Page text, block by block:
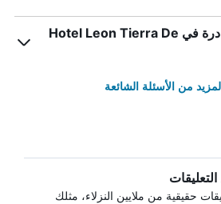
ما هو وقت تسجيل المغادرة في Hotel Leon Tierra De
من الأسئلة الشائعة
حقيقية من ملايين النزلاء، مثلك